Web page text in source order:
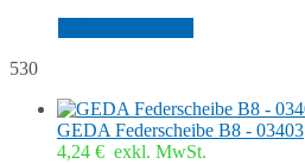
530
GEDA Federscheibe B8 - 03403
4,24 € exkl. MwSt.